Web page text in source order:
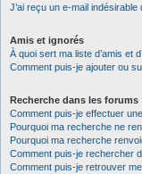
J’ai reçu un e-mail indésirable
Amis et ignorés
À quoi sert ma liste d’amis et
Comment puis-je ajouter ou
Recherche dans les forums
Comment puis-je effectuer
Pourquoi ma recherche ne
Pourquoi ma recherche
Comment puis-je rechercher
Comment puis-je retrouver